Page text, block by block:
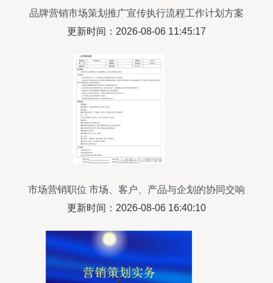
品牌营销市场策划推广宣传执行流程工作计划方案
模板
更新时间：2026-08-06 11:45:17
市场营销职位 市场、客户、产品与企划的协同交响
更新时间：2026-08-06 16:40:10